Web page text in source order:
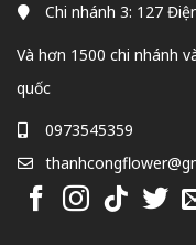
Chi nhánh 3: 127
Và hơn 1500 chi nhánh
quốc
0973545359